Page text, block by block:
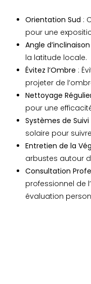
Orientation Sud :
pour une
Angle d’inclinaison
la latitude locale.
Évitez l’Ombre :
projeter de
Nettoyage
pour une
Systèmes de Suivi
solaire pour
Entretien de la
arbustes autour
Consultation
professionnel de
évaluation